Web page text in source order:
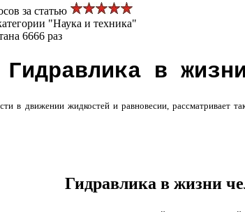
за статью
"Наука и техника"
6666 раз
Гидравлика в
в движении жидкостей и равновесии, рассматривает
Гидравлика в жизни